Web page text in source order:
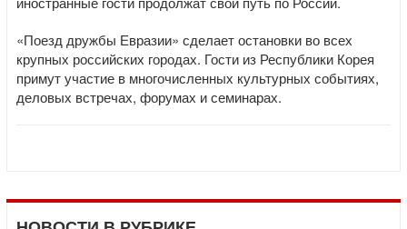
«Поезд дружбы Евразии» сделает остановки во всех
крупных российских городах. Гости из Республики Корея
примут участие в многочисленных культурных событиях,
деловых встречах, форумах и семинарах.